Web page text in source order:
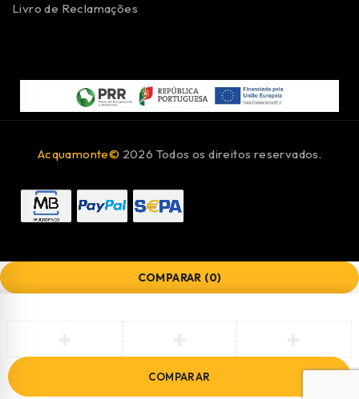
Livro de Reclamações
Acquamonte© 2026 Todos os direitos reservados.
COMPARAR (0)
COMPARAR